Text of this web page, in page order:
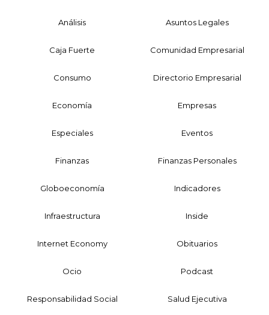
Análisis Asuntos Legales
Caja Fuerte Comunidad Empresarial
Consumo Directorio Empresarial
Economía Empresas
Especiales Eventos
Finanzas Finanzas Personales
Globoeconomía Indicadores
Infraestructura Inside
Internet Economy Obituarios
Ocio Podcast
Responsabilidad Social Salud Ejecutiva